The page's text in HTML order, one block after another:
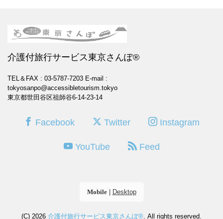
介護付旅行サービス東京さんぽ®
TEL＆FAX : 03-5787-7203 E-mail :
tokyosanpo@accessibletourism.tokyo
東京都世田谷区祖師谷6-14-23-14
Facebook Twitter Instagram
YouTube Feed
Mobile| Desktop
(C) 2026 介護付旅行サービス東京さんぽ®. All rights reserved.